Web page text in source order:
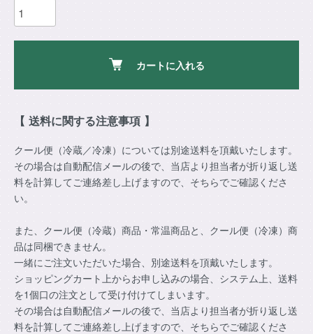
カートに入れる
【 送料に関する注意事項 】
クール便（冷蔵／冷凍）については別途送料を頂戴いたします。
その場合は自動配信メールの後で、当店より担当者が折り返し送
料を計算してご連絡差し上げますので、そちらでご確認くださ
い。
また、クール便（冷蔵）商品・常温商品と、クール便（冷凍）商
品は同梱できません。
一緒にご注文いただいた場合、別途送料を頂戴いたします。
ショッピングカート上からお申し込みの場合、システム上、送料
を1個口の注文として受け付けてしまいます。
その場合は自動配信メールの後で、当店より担当者が折り返し送
料を計算してご連絡差し上げますので、そちらでご確認くださ